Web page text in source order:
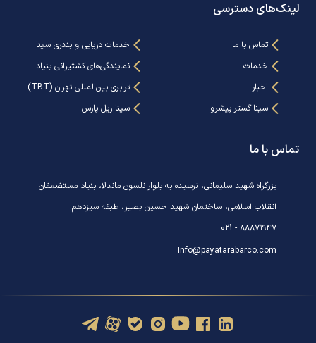
لینک‌های دسترسی
تماس با ما
خدمات دریایی و بندری سینا
خدمات
نمایندگی‌های کشتیرانی بنیاد
اخبار
ترابری بین‌المللی تهران (TBT)
سینا گستر پیشرو
سینا ریل پارس
تماس با ما
بزرگراه شهید سلیمانی، نرسیده به بلوار نلسون ماندلا، بنیاد مستضعفان
انقلاب اسلامی، ساختمان شهید حسین بصیر، طبقه سیزدهم.
021 - ۸۸۸۷۱۹۴۷
Info@payatarabarco.com